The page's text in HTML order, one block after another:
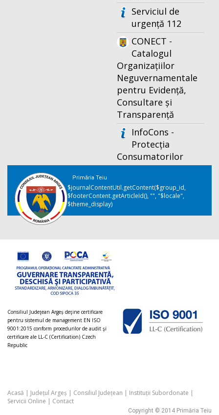
Serviciul de
urgență 112
CONECT -
Catalogul
Organizațiilor
Neguvernamentale
pentru Evidență,
Consultare și
Transparență
InfoCons -
Protecția
Consumatorilor
Primăria Teiu
$journalContentUtil.getContent($group_id,
$footerContent.getArticleId(), "", "$locale",
$theme_display)
Consiliul Judeţean Argeș deţine certificare
pentru sistemul de management EN ISO
9001:2015 conform procedurilor de audit şi
certificare ale LL-C (Certification) Czech
Republic
Acasă | Județul Argeș | Consiliul Județean | Instituții Subordonate |
Servicii Online | Contact
Copyright © 2014 Primăria Teiu